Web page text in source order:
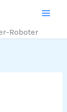
Roboter